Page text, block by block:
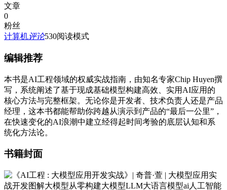
文章
0
粉丝
计算机评论530阅读模式
编辑推荐
本书是AI工程领域的权威实战指南，由知名专家Chip Huyen撰
写，系统阐述了基于现成基础模型构建高效、实用AI应用的
核心方法与完整框架。无论你是开发者、技术负责人还是产品
经理，这本书都能帮助你跨越从演示到产品的“最后一公里”，
在快速变化的AI浪潮中建立经得起时间考验的底层认知和系
统化方法论。
书籍封面